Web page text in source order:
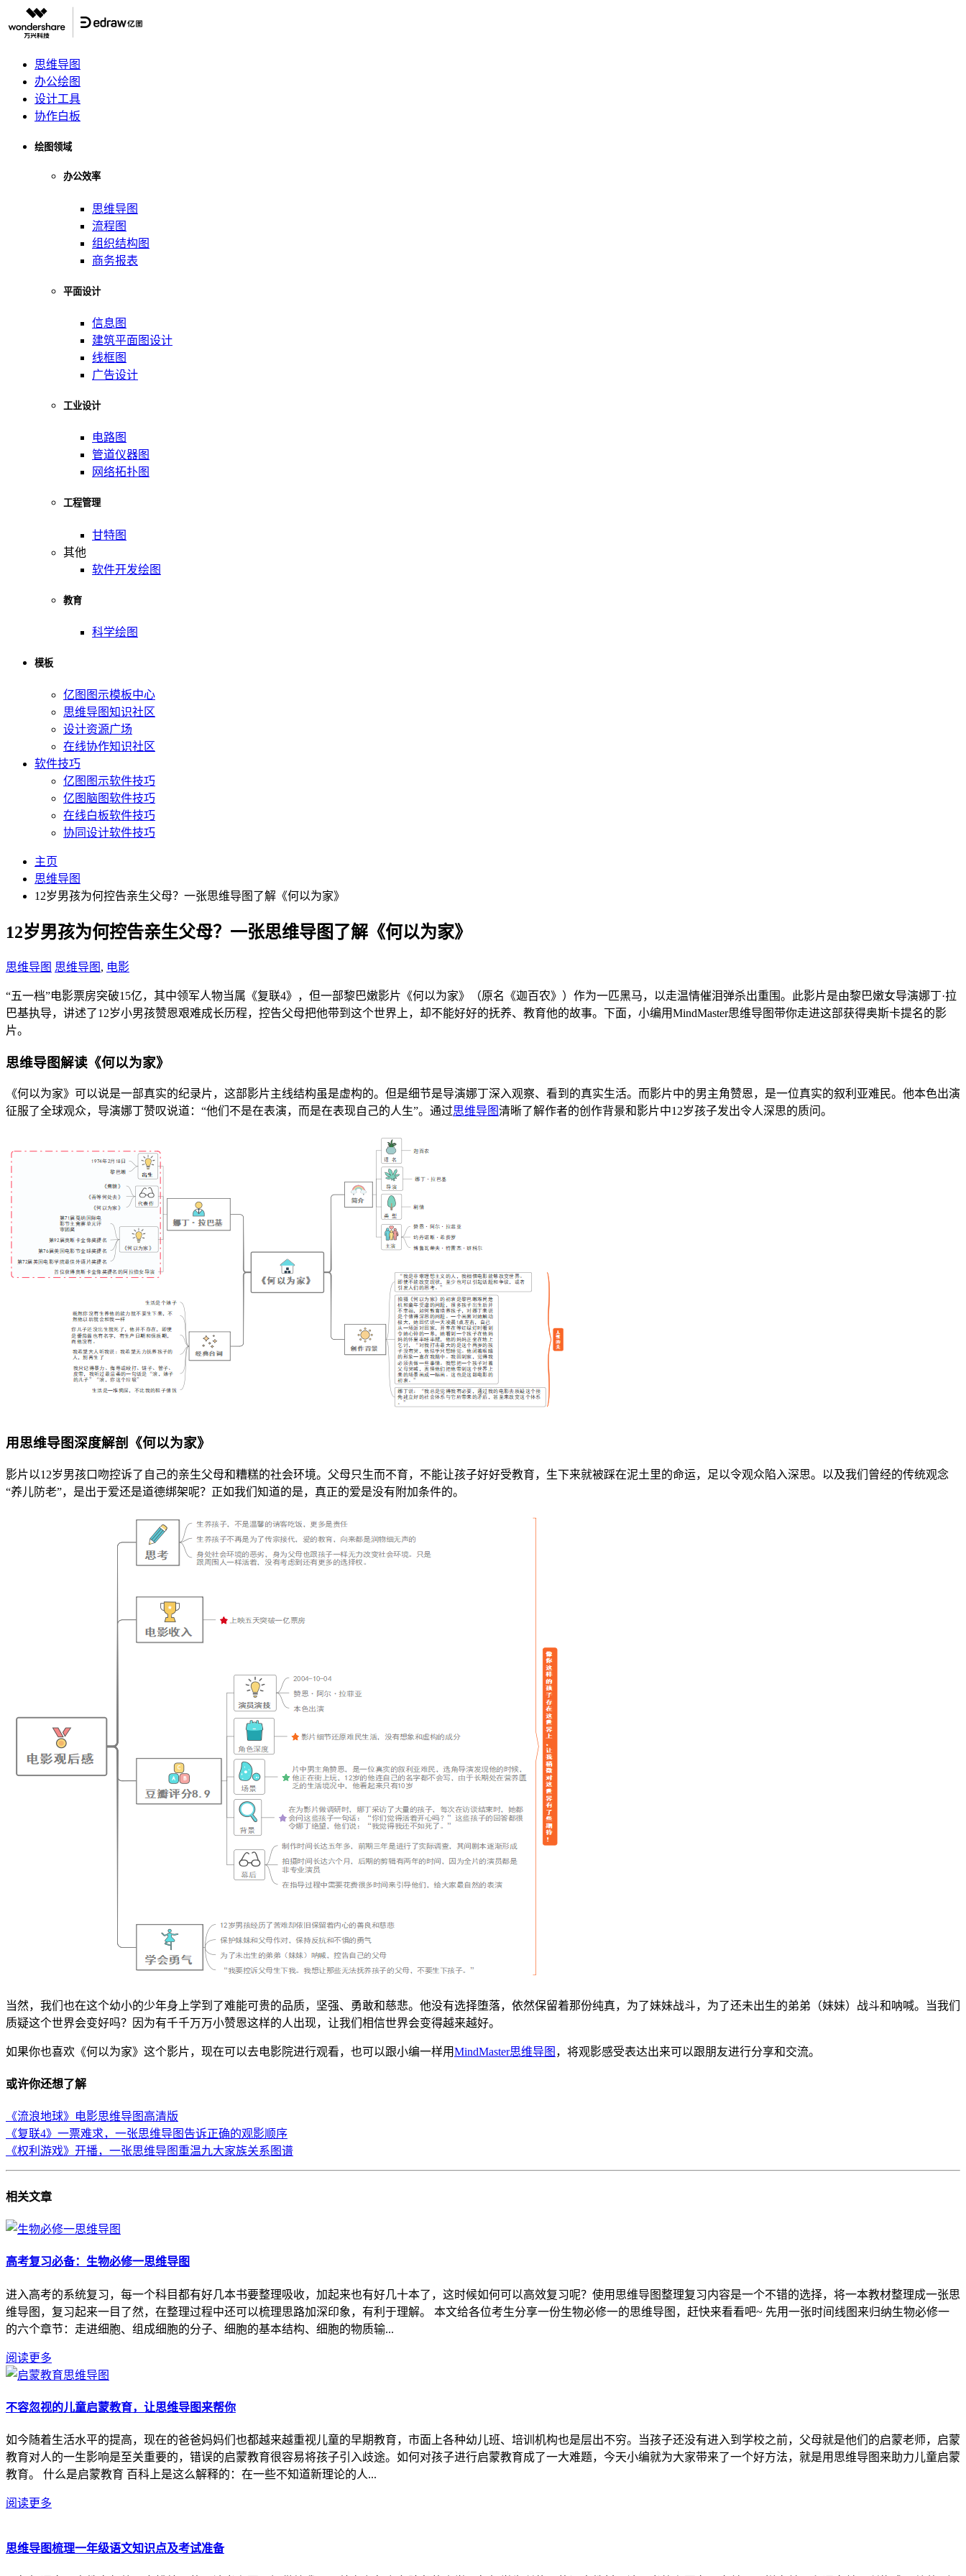
思维导图
办公绘图
设计工具
协作白板
绘图领域
办公效率
思维导图
流程图
组织结构图
商务报表
平面设计
信息图
建筑平面图设计
线框图
广告设计
工业设计
电路图
管道仪器图
网络拓扑图
工程管理
甘特图
其他
软件开发绘图
教育
科学绘图
模板
亿图图示模板中心
思维导图知识社区
设计资源广场
在线协作知识社区
软件技巧
亿图图示软件技巧
亿图脑图软件技巧
在线白板软件技巧
协同设计软件技巧
主页
思维导图
12岁男孩为何控告亲生父母？一张思维导图了解《何以为家》
12岁男孩为何控告亲生父母？一张思维导图了解《何以为家》
思维导图 思维导图 , 电影
“五一档”电影票房突破15亿，其中领军人物当属《复联4》，但一部黎巴嫩影片《何以为家》（原名《迦百农》）作为一匹黑马，以走温情催泪弹杀出重围。此影片是由黎巴嫩女导演娜丁·拉
巴基执导，讲述了12岁小男孩赞恩艰难成长历程，控告父母把他带到这个世界上，却不能好好的抚养、教育他的故事。下面，小编用MindMaster思维导图带你走进这部获得奥斯卡提名的影
片。
思维导图解读《何以为家》
《何以为家》可以说是一部真实的纪录片，这部影片主线结构虽是虚构的。但是细节是导演娜丁深入观察、看到的真实生活。而影片中的男主角赞恩，是一位真实的叙利亚难民。他本色出演
征服了全球观众，导演娜丁赞叹说道：“他们不是在表演，而是在表现自己的人生”。通过思维导图清晰了解作者的创作背景和影片中12岁孩子发出令人深思的质问。
用思维导图深度解剖《何以为家》
影片以12岁男孩口吻控诉了自己的亲生父母和糟糕的社会环境。父母只生而不育，不能让孩子好好受教育，生下来就被踩在泥土里的命运，足以令观众陷入深思。以及我们曾经的传统观念
“养儿防老”，是出于爱还是道德绑架呢？正如我们知道的是，真正的爱是没有附加条件的。
当然，我们也在这个幼小的少年身上学到了难能可贵的品质，坚强、勇敢和慈悲。他没有选择堕落，依然保留着那份纯真，为了妹妹战斗，为了还未出生的弟弟（妹妹）战斗和呐喊。当我们
质疑这个世界会变好吗？因为有千千万万小赞恩这样的人出现，让我们相信世界会变得越来越好。
如果你也喜欢《何以为家》这个影片，现在可以去电影院进行观看，也可以跟小编一样用MindMaster思维导图 ，将观影感受表达出来可以跟朋友进行分享和交流。
或许你还想了解
《流浪地球》电影思维导图高清版
《复联4》一票难求，一张思维导图告诉正确的观影顺序
《权利游戏》开播，一张思维导图重温九大家族关系图谱
相关文章
高考复习必备：生物必修一思维导图
进入高考的系统复习，每一个科目都有好几本书要整理吸收，加起来也有好几十本了，这时候如何可以高效复习呢？使用思维导图整理复习内容是一个不错的选择，将一本教材整理成一张思
维导图，复习起来一目了然，在整理过程中还可以梳理思路加深印象，有利于理解。 本文给各位考生分享一份生物必修一的思维导图，赶快来看看吧~ 先用一张时间线图来归纳生物必修一
的六个章节：走进细胞、组成细胞的分子、细胞的基本结构、细胞的物质输...
阅读更多
不容忽视的儿童启蒙教育，让思维导图来帮你
如今随着生活水平的提高，现在的爸爸妈妈们也都越来越重视儿童的早期教育，市面上各种幼儿班、培训机构也是层出不穷。当孩子还没有进入到学校之前，父母就是他们的启蒙老师，启蒙
教育对人的一生影响是至关重要的，错误的启蒙教育很容易将孩子引入歧途。如何对孩子进行启蒙教育成了一大难题，今天小编就为大家带来了一个好方法，就是用思维导图来助力儿童启蒙
教育。 什么是启蒙教育 百科上是这么解释的：在一些不知道新理论的人...
阅读更多
思维导图梳理一年级语文知识点及考试准备